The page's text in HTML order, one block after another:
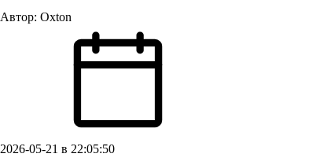
Автор: Oxton
2026-05-21 в 22:05:50